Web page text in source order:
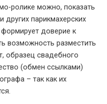
ролике можно, показать
других парикмахерских
формирует доверие к
возможность разместить
образец свадебного
(обмен ссылками)
– так как их